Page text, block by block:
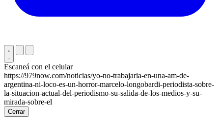
Escaneá con el celular
https://979now.com/noticias/yo-no-trabajaria-en-una-am-de-
argentina-ni-loco-es-un-horror-marcelo-longobardi-periodista-sobre-
la-situacion-actual-del-periodismo-su-salida-de-los-medios-y-su-
mirada-sobre-el
Cerrar